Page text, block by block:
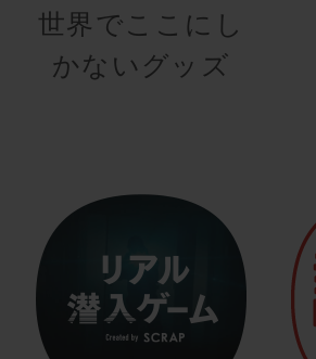
世界でここにし
かないグッズ